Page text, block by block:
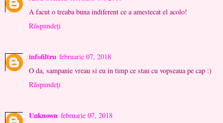
A facut o treaba buna indiferent ce a amestecat el acolo!
Răspundeți
infofiltru februarie 07, 2018
O da, sampanie vreau si eu in timp ce stau cu vopseaua pe cap :)
Răspundeți
Unknown februarie 07, 2018